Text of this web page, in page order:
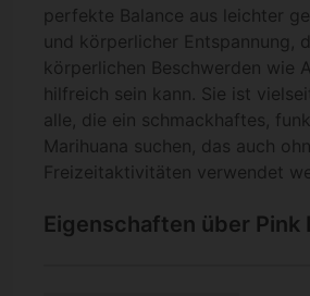
perfekte Balance aus leichter
und körperlicher Entspannung,
körperlichen Beschwerden wie
hilfreich sein kann. Sie ist
alle, die ein schmackhaftes,
Marihuana suchen, das auch
Freizeitaktivitäten verwendet
Eigenschaften über Pink